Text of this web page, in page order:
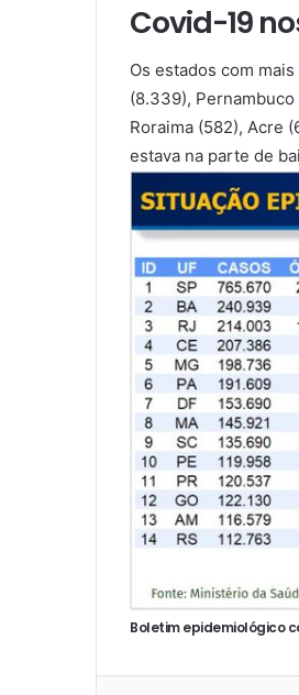
Covid-19
Os estados com
(8.339),
Roraima (582), Acre
estava na parte de
Boletim epidemiológico